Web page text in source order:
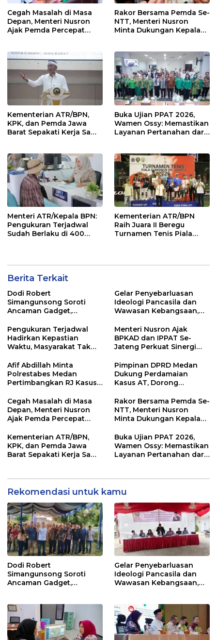
Cegah Masalah di Masa
Depan, Menteri Nusron
Ajak Pemda Percepat
Rakor Bersama Pemda Se-
NTT, Menteri Nusron
Minta Dukungan Kepala
Pertanahan
Kementerian ATR/BPN,
KPK, dan Pemda Jawa
Barat Sepakati Kerja Sama
Ekonomi Daerah
Buka Ujian PPAT 2026,
Wamen Ossy: Memastikan
Layanan Pertanahan dari
Berintegritas
Menteri ATR/Kepala BPN:
Pengukuran Terjadwal
Sudah Berlaku di 400
Kementerian ATR/BPN
Raih Juara II Beregu
Turnamen Tenis Piala
Berita Terkait
Dodi Robert
Simangunsong Soroti
Ancaman Gadget,
Pembentukan Karakter
Anak
Gelar Penyebarluasan
Ideologi Pancasila dan
Wawasan Kebangsaan,
Permata GBKP Perkuat
Pancasila dan Jauhi
Bahaya Narkoba
Pengukuran Terjadwal
Hadirkan Kepastian
Waktu, Masyarakat Tak
Layanan Pertanahan
Menteri Nusron Ajak
BPKAD dan IPPAT Se-
Jateng Perkuat Sinergi
Layanan Pertanahan
Afif Abdillah Minta
Polrestabes Medan
Pertimbangkan RJ Kasus
Pimpinan DPRD Medan
Dukung Perdamaian
Kasus AT, Dorong
Terapkan RJ
Cegah Masalah di Masa
Depan, Menteri Nusron
Ajak Pemda Percepat
Ibadah di NTT
Rakor Bersama Pemda Se-
NTT, Menteri Nusron
Minta Dukungan Kepala
Transformasi Layanan
Pertanahan
Kementerian ATR/BPN,
KPK, dan Pemda Jawa
Barat Sepakati Kerja Sama
Ekonomi Daerah
Buka Ujian PPAT 2026,
Wamen Ossy: Memastikan
Layanan Pertanahan dari
Berintegritas
Rekomendasi untuk kamu
Dodi Robert
Simangunsong Soroti
Ancaman Gadget,
Anak
Gelar Penyebarluasan
Ideologi Pancasila dan
Wawasan Kebangsaan,
Pancasila dan Jauhi
Bahaya Narkoba